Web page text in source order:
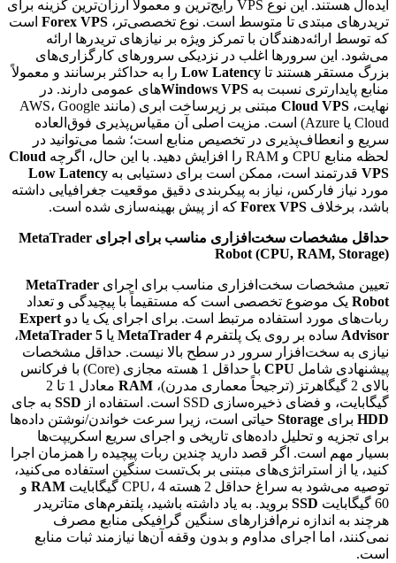
ایده‌آل هستند. این نوع VPS رایج‌ترین و معمولاً ارزان‌ترین گزینه برای
تریدرهای مبتدی تا متوسط است. نوع تخصصی‌تر، Forex VPS است
که توسط ارائه‌دهندگان با تمرکز ویژه بر نیازهای تریدرها ارائه
می‌شود. این سرورها اغلب در نزدیکی سرورهای کارگزاری‌های
بزرگ مستقر هستند تا Low Latency را به حداکثر برسانند و معمولاً
منابع پایدارتری نسبت به Windows VPSهای عمومی دارند. در
نهایت، Cloud VPS
مبتنی بر زیرساخت ابری (مانند AWS، Google
Cloud یا Azure) است. مزیت اصلی آن مقیاس‌پذیری فوق‌العاده
سریع و انعطاف‌پذیری در تخصیص منابع است؛ شما می‌توانید در
لحظه منابع CPU و RAM را افزایش دهید. با این حال، اگرچه
Cloud
VPS قدرتمند است، ممکن است برای دستیابی به Low Latency
مورد نیاز فارکس، نیاز به پیکربندی دقیق موقعیت جغرافیایی داشته
باشد، برخلاف Forex VPS که از پیش بهینه‌سازی شده است.
حداقل مشخصات سخت‌افزاری مناسب برای اجرای MetaTrader
Robot (CPU, RAM, Storage)
تعیین مشخصات سخت‌افزاری مناسب برای اجرای MetaTrader
Robot یک موضوع تخصصی است که مستقیماً با پیچیدگی و تعداد
ربات‌های مورد استفاده مرتبط است. برای اجرای یک یا دو Expert
Advisor ساده بر روی یک پلتفرم MetaTrader 4 یا MetaTrader 5،
نیازی به سخت‌افزار سرور در سطح بالا نیست. حداقل مشخصات
پیشنهادی شامل CPU
با حداقل 1 هسته مجازی (Core) با فرکانس
بالای 2 گیگاهرتز (ترجیحاً معماری مدرن)،
RAM
معادل 1 تا 2
گیگابایت، و فضای ذخیره‌سازی SSD است. استفاده از
SSD به جای
HDD برای Storage حیاتی است، زیرا سرعت خواندن/نوشتن داده‌ها
برای تجزیه و تحلیل داده‌های تاریخی و اجرای سریع اسکریپت‌ها
بسیار مهم است. اگر قصد دارید چندین ربات پیچیده را همزمان اجرا
کنید، یا از استراتژی‌های مبتنی بر بک‌تست سنگین استفاده می‌کنید،
توصیه می‌شود به سراغ حداقل 2 هسته CPU، 4 گیگابایت
RAM و
60 گیگابایت
SSD بروید. به یاد داشته باشید، پلتفرم‌های متاتریدر
هرچند به اندازه نرم‌افزارهای سنگین گرافیکی منابع مصرف
نمی‌کنند، اما اجرای مداوم و بدون وقفه آن‌ها نیازمند ثبات منابع
است.